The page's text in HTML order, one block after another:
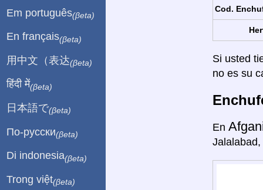
Cod.
Si usted
no es su
En
Em português(βeta)
En français(βeta)
用中文（表达(βeta)
हिंदी में(βeta)
日本語で(βeta)
По-русски(βeta)
Di indonesia(βeta)
Trong việt(βeta)